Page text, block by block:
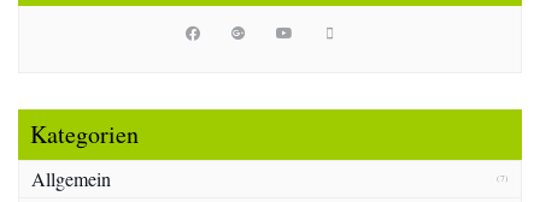
Kategorien
Allgemein (7)